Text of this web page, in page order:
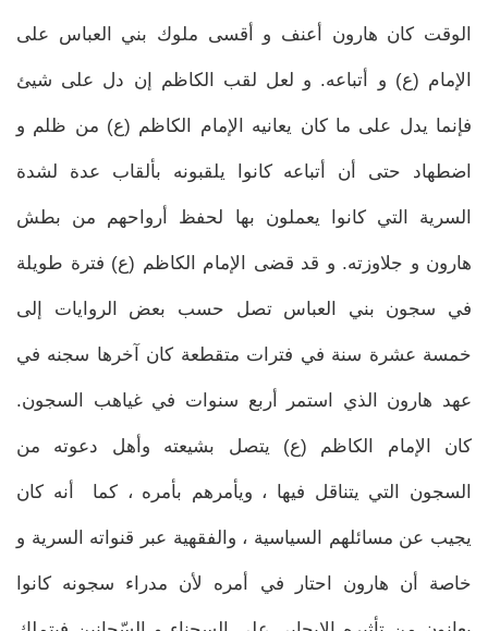
الوقت كان هارون أعنف و أقسى ملوك بني العباس على
الإمام (ع) و أتباعه. و لعل لقب الكاظم إن دل على شيئ
فإنما يدل على ما كان يعانيه الإمام الكاظم (ع) من ظلم و
اضطهاد حتى أن أتباعه كانوا يلقبونه بألقاب عدة لشدة
السرية التي كانوا يعملون بها لحفظ أرواحهم من بطش
هارون و جلاوزته. و قد قضى الإمام الكاظم (ع) فترة طويلة
في سجون بني العباس تصل حسب بعض الروايات إلى
خمسة عشرة سنة في فترات متقطعة كان آخرها سجنه في
عهد هارون الذي استمر أربع سنوات في غياهب السجون.
كان الإمام الكاظم (ع) يتصل بشيعته وأهل دعوته من
السجون التي يتناقل فيها ، ويأمرهم بأمره ، كما أنه كان
يجيب عن مسائلهم السياسية ، والفقهية عبر قنواته السرية و
خاصة أن هارون احتار في أمره لأن مدراء سجونه كانوا